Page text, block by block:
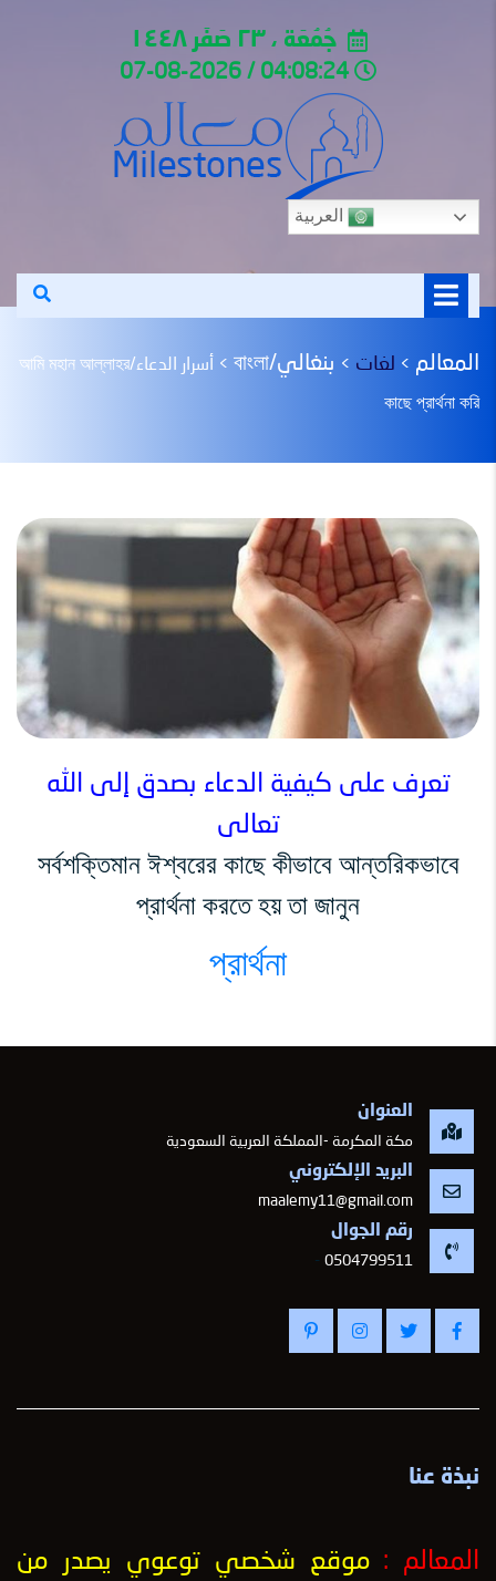
جُمُعَة ، ٢٣ صَفَر ١٤٤٨
04:08:24 / 07-08-2026
العربية
المعالم > لغات > بنغالي/বাংলা > أسرار الدعاء/আমি মহান আল্লাহর
কাছে প্রার্থনা করি
تعرف على كيفية الدعاء بصدق إلى الله
تعالى
সর্বশক্তিমান ঈশ্বরের কাছে কীভাবে আন্তরিকভাবে
প্রার্থনা করতে হয় তা জানুন
প্রার্থনা
العنوان
مكة المكرمة -المملكة العربية السعودية
البريد الإلكتروني
maalemy11@gmail.com
رقم الجوال
0504799511
-
نبذة عنا
المعالم : موقع شخصي توعوي يصدر من